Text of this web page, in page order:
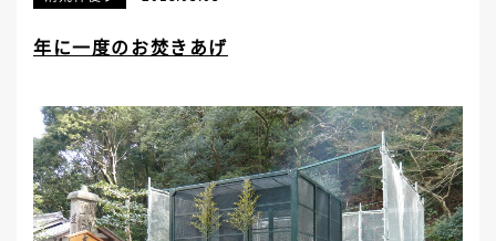
年に一度のお焚きあげ